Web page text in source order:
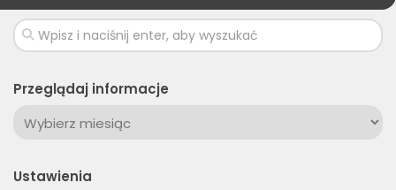
Przeglądaj informacje
Przeglądaj
informacje
Ustawienia